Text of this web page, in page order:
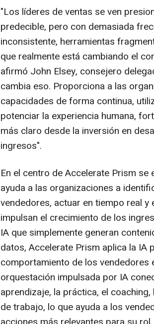
"Los líderes de ventas se ven
predecible, pero con demasiada
inconsistente, herramientas
que realmente está cambiando el
afirmó John Elsey, consejero
cambia eso. Proporciona a las
capacidades de forma continua,
potenciar la experiencia humana,
más claro desde la inversión en
ingresos".
En el centro de Accelerate Prism
ayuda a las organizaciones a
vendedores, actuar en tiempo real
impulsan el crecimiento de los
IA que simplemente generan
datos, Accelerate Prism aplica la IA
comportamiento de los vendedores
orquestación impulsada por IA
aprendizaje, la práctica, el
de trabajo, lo que ayuda a los